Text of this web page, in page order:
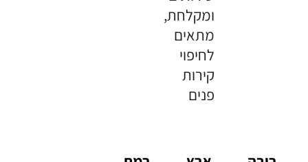
ומקלחת,
מתאים
לחיפוי
קירות
פנים